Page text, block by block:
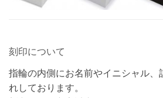
刻印について
指輪の内側にお名前やイニシャル、
れしております。